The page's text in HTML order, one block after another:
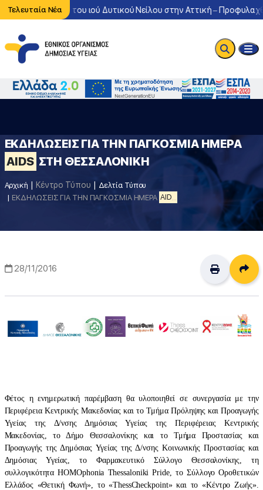
Τελευταία Νέα
κυκλοφορία του ιού Δυτικού Νείλου στην Αττική –
ΕΚΔΗΛΩΣΕΙΣ ΓΙΑ ΤΗΝ ΠΑΓΚΟΣΜΙΑ ΗΜΕΡΑ
AIDS ΣΤΗ ΘΕΣΣΑΛΟΝΙΚΗ
Αρχική Κέντρο Τύπου
Δελτία Τύπου
ΕΚΔΗΛΩΣΕΙΣ ΓΙΑ ΤΗΝ ΠΑΓΚΟΣΜΙΑ ΗΜΕΡΑ AIDS ΣΤΗ ΘΕΣΣΑΛΟΝΙΚΗ
28/11/2016
Φέτος η ενημερωτική παρέμβαση θα υλοποιηθεί σε συνεργασία με την
Περιφέρεια Κεντρικής Μακεδονίας και το Τμήμα Πρόληψης και Προαγωγής
Υγείας της Δ/νσης Δημόσιας Υγείας της Περιφέρειας Κεντρικής
Μακεδονίας, το Δήμο Θεσσαλονίκης και το Τμήμα Προστασίας και
Προαγωγής της Δημόσιας Υγείας της Δ/νσης Κοινωνικής Προστασίας και
Δημόσιας Υγείας, το Φαρμακευτικό Σύλλογο Θεσσαλονίκης, τη
συλλογικότητα HOMOphonia Thessaloniki Pride, το Σύλλογο Οροθετικών
Ελλάδος «Θετική Φωνή», το «ThessCheckpoint» και το «Κέντρο Ζωής».